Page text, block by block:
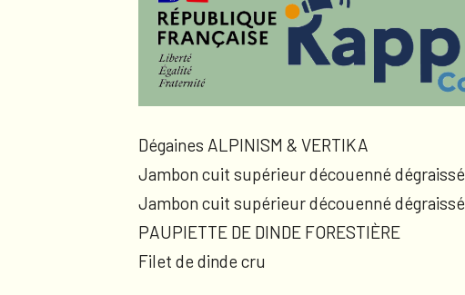
Dégaines ALPINISM & VERTIKA
Jambon cuit supérieur découenné dégraissé
Jambon cuit supérieur découenné dégraissé
PAUPIETTE DE DINDE FORESTIÈRE
Filet de dinde cru